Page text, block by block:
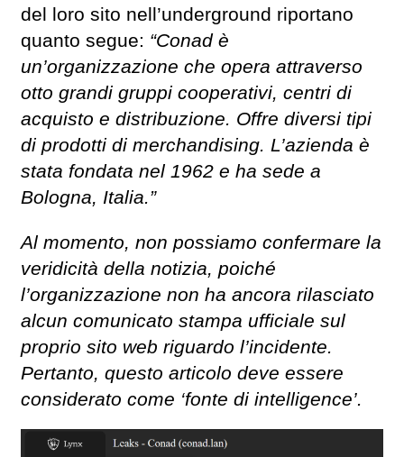
del loro sito nell’underground riportano
quanto segue: “Conad è
un’organizzazione che opera attraverso
otto grandi gruppi cooperativi, centri di
acquisto e distribuzione. Offre diversi tipi
di prodotti di merchandising. L’azienda è
stata fondata nel 1962 e ha sede a
Bologna, Italia.”
Al momento, non possiamo confermare la
veridicità della notizia, poiché
l’organizzazione non ha ancora rilasciato
alcun comunicato stampa ufficiale sul
proprio sito web riguardo l’incidente.
Pertanto, questo articolo deve essere
considerato come ‘fonte di intelligence’.